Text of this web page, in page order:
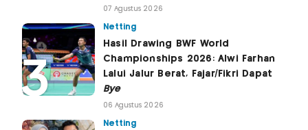
07 Agustus 2026
Netting
Hasil Drawing BWF World
Championships 2026: Alwi Farhan
Lalui Jalur Berat, Fajar/Fikri Dapat
Bye
06 Agustus 2026
Netting